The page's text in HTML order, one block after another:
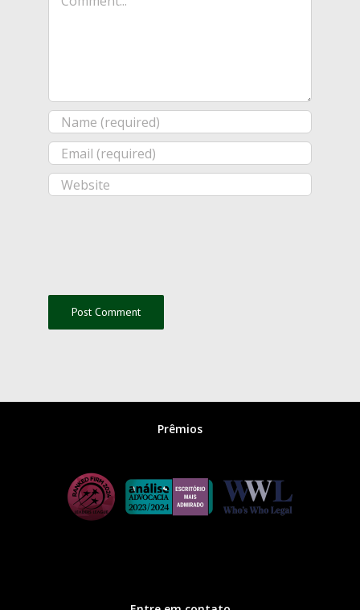
Prêmios